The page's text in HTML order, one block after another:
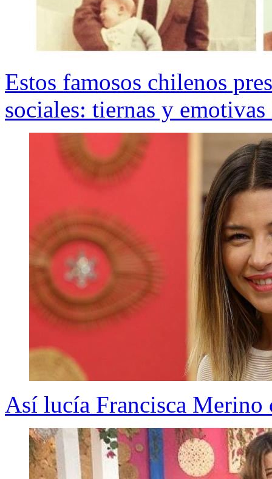
Estos famosos chilenos
sociales: tiernas y emotivas
Así lucía Francisca Merino